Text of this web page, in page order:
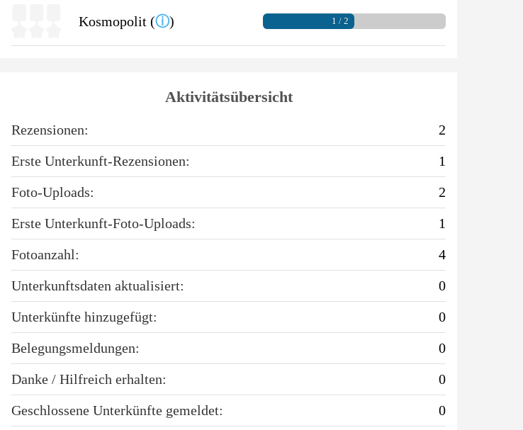
Kosmopolit (ⓘ) 1 / 2
Aktivitätsübersicht
Rezensionen:
2
Erste Unterkunft-Rezensionen:
1
Foto-Uploads:
2
Erste Unterkunft-Foto-Uploads:
1
Fotoanzahl:
4
Unterkunftsdaten aktualisiert:
0
Unterkünfte hinzugefügt:
0
Belegungsmeldungen:
0
Danke / Hilfreich erhalten:
0
Geschlossene Unterkünfte gemeldet:
0